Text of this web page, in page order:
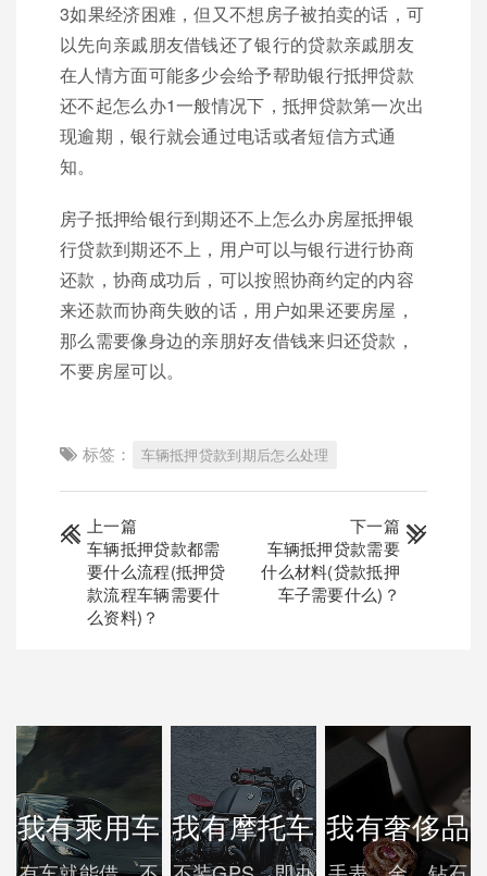
3如果经济困难，但又不想房子被拍卖的话，可
以先向亲戚朋友借钱还了银行的贷款亲戚朋友
在人情方面可能多少会给予帮助银行抵押贷款
还不起怎么办1一般情况下，抵押贷款第一次出
现逾期，银行就会通过电话或者短信方式通
知。
房子抵押给银行到期还不上怎么办房屋抵押银
行贷款到期还不上，用户可以与银行进行协商
还款，协商成功后，可以按照协商约定的内容
来还款而协商失败的话，用户如果还要房屋，
那么需要像身边的亲朋好友借钱来归还贷款，
不要房屋可以。
标签： 车辆抵押贷款到期后怎么处理
上一篇
车辆抵押贷款都需
要什么流程(抵押贷
款流程车辆需要什
么资料)？
下一篇
车辆抵押贷款需要
什么材料(贷款抵押
车子需要什么)？
我有乘用车 我有摩托车 我有奢侈品